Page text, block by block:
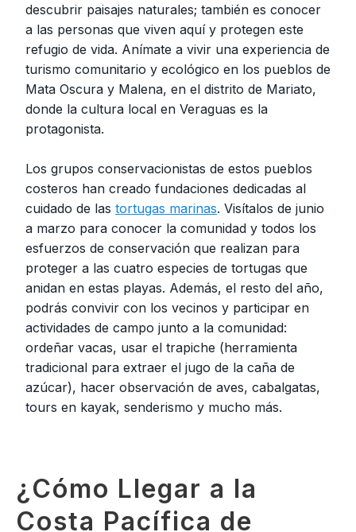
descubrir paisajes naturales; también es conocer
a las personas que viven aquí y protegen este
refugio de vida. Anímate a vivir una experiencia de
turismo comunitario y ecológico en los pueblos de
Mata Oscura y Malena, en el distrito de Mariato,
donde la cultura local en Veraguas es la
protagonista.
Los grupos conservacionistas de estos pueblos
costeros han creado fundaciones dedicadas al
cuidado de las tortugas marinas. Visítalos de junio
a marzo para conocer la comunidad y todos los
esfuerzos de conservación que realizan para
proteger a las cuatro especies de tortugas que
anidan en estas playas. Además, el resto del año,
podrás convivir con los vecinos y participar en
actividades de campo junto a la comunidad:
ordeñar vacas, usar el trapiche (herramienta
tradicional para extraer el jugo de la caña de
azúcar), hacer observación de aves, cabalgatas,
tours en kayak, senderismo y mucho más.
¿Cómo Llegar a la
Costa Pacífica de